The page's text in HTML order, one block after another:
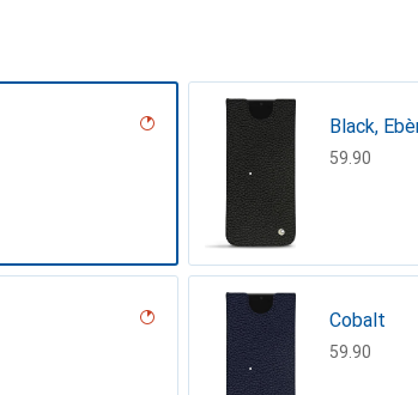
Black,
CHF
59.90
Cobalt
CHF
59.90